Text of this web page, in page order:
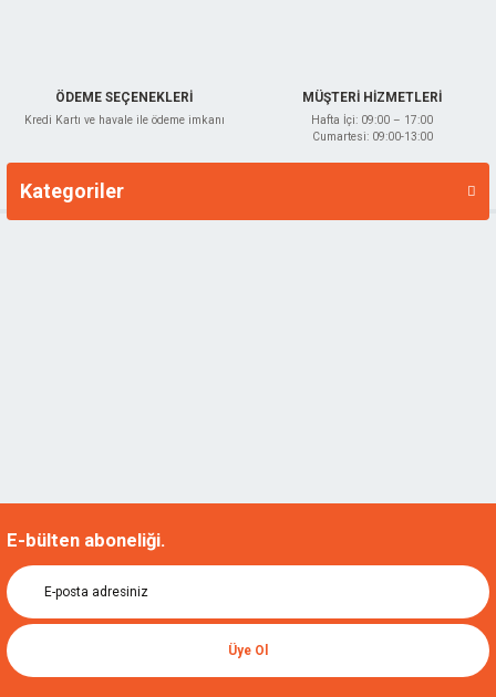
ÖDEME SEÇENEKLERİ
Kredi Kartı ve havale ile ödeme imkanı
MÜŞTERİ HİZMETLERİ
Hafta İçi: 09:00 – 17:00
Cumartesi: 09:00-13:00
Kategoriler
Markalar
E-bülten aboneliği.
Üye Ol